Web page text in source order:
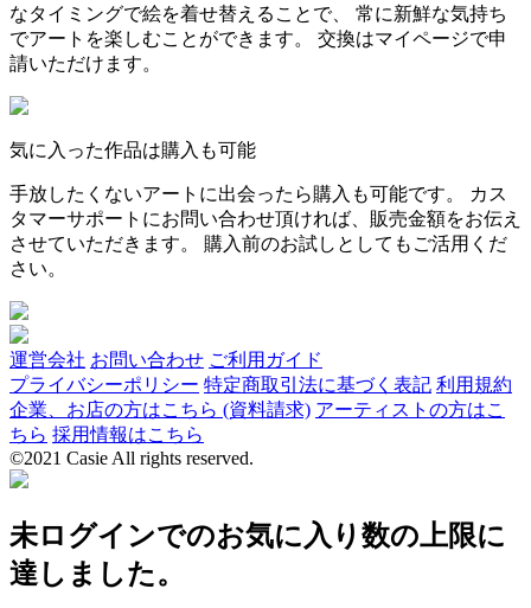
なタイミングで絵を着せ替えることで、 常に新鮮な気持ち
でアートを楽しむことができます。 交換はマイページで申
請いただけます。
気に入った作品は購入も可能
手放したくないアートに出会ったら購入も可能です。 カス
タマーサポートにお問い合わせ頂ければ、販売金額をお伝え
させていただきます。 購入前のお試しとしてもご活用くだ
さい。
運営会社 お問い合わせ ご利用ガイド
プライバシーポリシー 特定商取引法に基づく表記 利用規約
企業、お店の方はこちら (資料請求) アーティストの方はこ
ちら 採用情報はこちら
©2021 Casie All rights reserved.
未ログインでのお気に入り数の上限に
達しました。